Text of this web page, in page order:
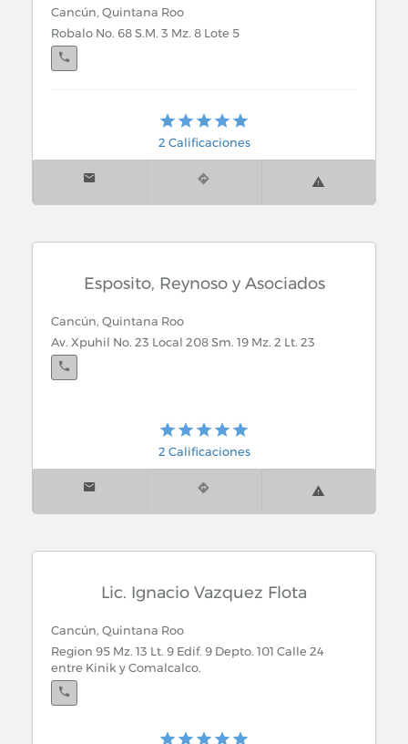
Cancún, Quintana Roo
Robalo No. 68 S.M. 3 Mz. 8 Lote 5
Playa del Carmen, Quintana Roo
Av. 40 Nte. No. 191 Depto. 1 Lote 4 Mz. 62 entre Calle
2 Calificaciones
Esposito, Reynoso y Asociados
Cancún, Quintana Roo
Av. Xpuhil No. 23 Local 208 Sm. 19 Mz. 2 Lt. 23
2 Calificaciones
Lic. Ignacio Vazquez Flota
Cancún, Quintana Roo
Region 95 Mz. 13 Lt. 9 Edif. 9 Depto. 101 Calle 24
entre Kinik y Comalcalco.